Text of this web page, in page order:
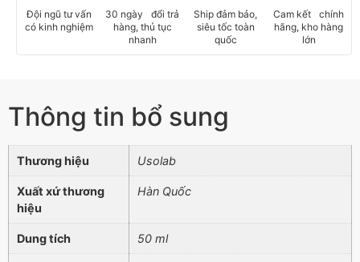
Đội ngũ tư vấn
có kinh nghiệm
30 ngày đổi trả
hàng, thủ tục
nhanh
Ship đảm bảo,
siêu tốc toàn
quốc
Cam kết chính
hãng, kho hàng
lớn
Thông tin bổ sung
Thương hiệu Usolab
Xuất xứ thương
hiệu
Hàn Quốc
Dung tích 50 ml